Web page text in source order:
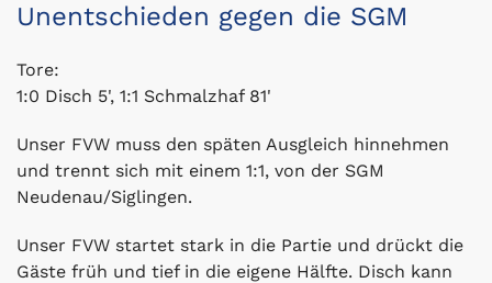
Unentschieden gegen die SGM
Tore:
1:0 Disch 5', 1:1 Schmalzhaf 81'
Unser FVW muss den späten Ausgleich hinnehmen
und trennt sich mit einem 1:1, von der SGM
Neudenau/Siglingen.
Unser FVW startet stark in die Partie und drückt die
Gäste früh und tief in die eigene Hälfte. Disch kann